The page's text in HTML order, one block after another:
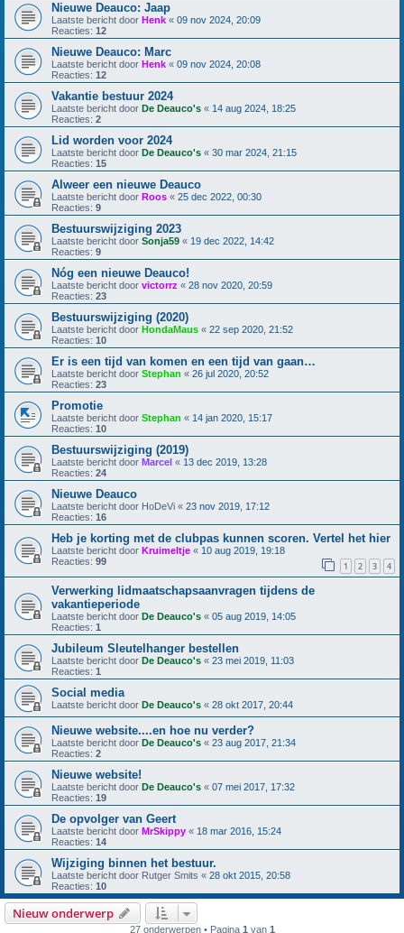
Nieuwe Deauco: Jaap
Laatste bericht door Henk « 09 nov 2024, 20:09
Reacties: 12
Nieuwe Deauco: Marc
Laatste bericht door Henk « 09 nov 2024, 20:08
Reacties: 12
Vakantie bestuur 2024
Laatste bericht door De Deauco's « 14 aug 2024, 18:25
Reacties: 2
Lid worden voor 2024
Laatste bericht door De Deauco's « 30 mar 2024, 21:15
Reacties: 15
Alweer een nieuwe Deauco
Laatste bericht door Roos « 25 dec 2022, 00:30
Reacties: 9
Bestuurswijziging 2023
Laatste bericht door Sonja59 « 19 dec 2022, 14:42
Reacties: 9
Nóg een nieuwe Deauco!
Laatste bericht door victorrz « 28 nov 2020, 20:59
Reacties: 23
Bestuurswijziging (2020)
Laatste bericht door HondaMaus « 22 sep 2020, 21:52
Reacties: 10
Er is een tijd van komen en een tijd van gaan…
Laatste bericht door Stephan « 26 jul 2020, 20:52
Reacties: 23
Promotie
Laatste bericht door Stephan « 14 jan 2020, 15:17
Reacties: 10
Bestuurswijziging (2019)
Laatste bericht door Marcel « 13 dec 2019, 13:28
Reacties: 24
Nieuwe Deauco
Laatste bericht door HoDeVi « 23 nov 2019, 17:12
Reacties: 16
Heb je korting met de clubpas kunnen scoren. Vertel het hier
Laatste bericht door Kruimeltje « 10 aug 2019, 19:18
Reacties: 99 1 2 3 4
Verwerking lidmaatschapsaanvragen tijdens de
vakantieperiode
Laatste bericht door De Deauco's « 05 aug 2019, 14:05
Reacties: 1
Jubileum Sleutelhanger bestellen
Laatste bericht door De Deauco's « 23 mei 2019, 11:03
Reacties: 1
Social media
Laatste bericht door De Deauco's « 28 okt 2017, 20:44
Nieuwe website....en hoe nu verder?
Laatste bericht door De Deauco's « 23 aug 2017, 21:34
Reacties: 2
Nieuwe website!
Laatste bericht door De Deauco's « 07 mei 2017, 17:32
Reacties: 19
De opvolger van Geert
Laatste bericht door MrSkippy « 18 mar 2016, 15:24
Reacties: 14
Wijziging binnen het bestuur.
Laatste bericht door Rutger Smits « 28 okt 2015, 20:58
Reacties: 10
Nieuw onderwerp
27 onderwerpen • Pagina 1 van 1